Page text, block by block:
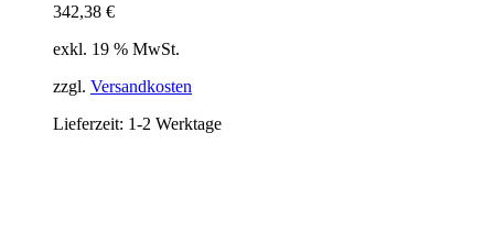
342,38 €
exkl. 19 % MwSt.
zzgl. Versandkosten
Lieferzeit: 1-2 Werktage